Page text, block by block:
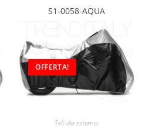
S1-0058-AQUA
OFFERTA!
Teli da esterno